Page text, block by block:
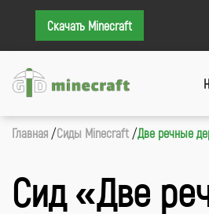
Скачать Minecraft
Главная Сиды Minecraft Две речные
Сид «Две